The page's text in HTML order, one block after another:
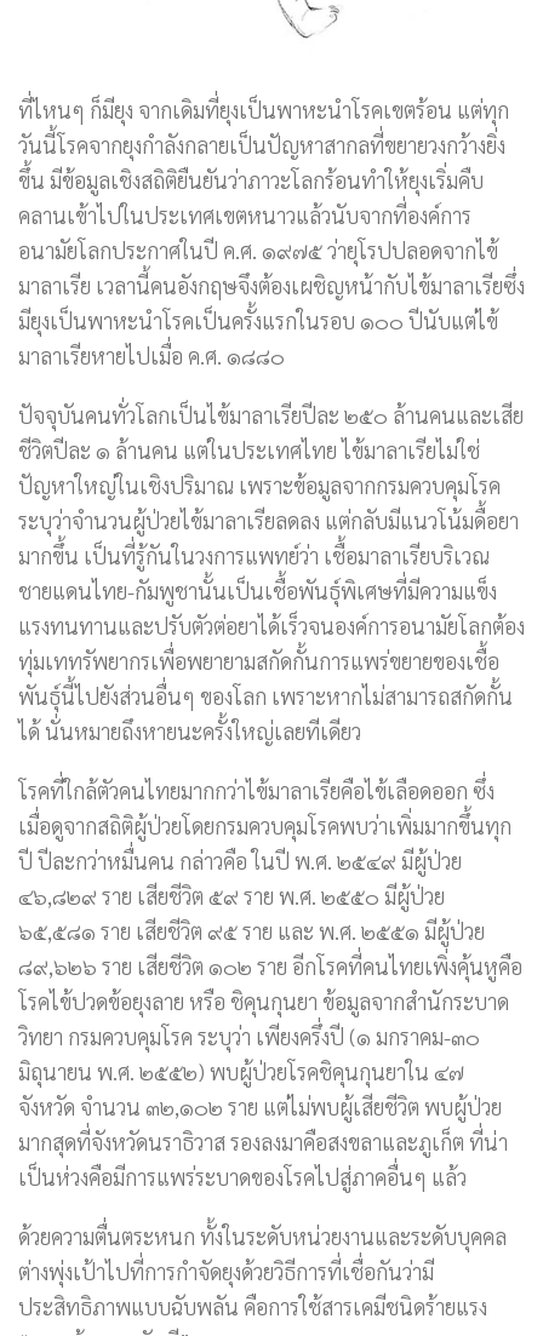
ที่ไหนๆ ก็มียุง จากเดิมที่ยุงเป็นพาหะนำโรคเขตร้อน แต่ทุก
วันนี้โรคจากยุงกำลังกลายเป็นปัญหาสากลที่ขยายวงกว้างยิ่ง
ขึ้น มีข้อมูลเชิงสถิติยืนยันว่าภาวะโลกร้อนทำให้ยุงเริ่มคืบ
คลานเข้าไปในประเทศเขตหนาวแล้วนับจากที่องค์การ
อนามัยโลกประกาศในปี ค.ศ. ๑๙๗๕ ว่ายุโรปปลอดจากไข้
มาลาเรีย เวลานี้คนอังกฤษจึงต้องเผชิญหน้ากับไข้มาลาเรียซึ่ง
มียุงเป็นพาหะนำโรคเป็นครั้งแรกในรอบ ๑๐๐ ปีนับแต่ไข้
มาลาเรียหายไปเมื่อ ค.ศ. ๑๘๘๐
ปัจจุบันคนทั่วโลกเป็นไข้มาลาเรียปีละ ๒๕๐ ล้านคนและเสีย
ชีวิตปีละ ๑ ล้านคน แต่ในประเทศไทย ไข้มาลาเรียไม่ใช่
ปัญหาใหญ่ในเชิงปริมาณ เพราะข้อมูลจากกรมควบคุมโรค
ระบุว่าจำนวนผู้ป่วยไข้มาลาเรียลดลง แต่กลับมีแนวโน้มดื้อยา
มากขึ้น เป็นที่รู้กันในวงการแพทย์ว่า เชื้อมาลาเรียบริเวณ
ชายแดนไทย-กัมพูชานั้นเป็นเชื้อพันธุ์พิเศษที่มีความแข็ง
แรงทนทานและปรับตัวต่อยาได้เร็วจนองค์การอนามัยโลกต้อง
ทุ่มเททรัพยากรเพื่อพยายามสกัดกั้นการแพร่ขยายของเชื้อ
พันธุ์นี้ไปยังส่วนอื่นๆ ของโลก เพราะหากไม่สามารถสกัดกั้น
ได้ นั่นหมายถึงหายนะครั้งใหญ่เลยทีเดียว
โรคที่ใกล้ตัวคนไทยมากกว่าไข้มาลาเรียคือไข้เลือดออก ซึ่ง
เมื่อดูจากสถิติผู้ป่วยโดยกรมควบคุมโรคพบว่าเพิ่มมากขึ้นทุก
ปี ปีละกว่าหมื่นคน กล่าวคือ ในปี พ.ศ. ๒๕๔๙ มีผู้ป่วย
๔๖,๘๒๙ ราย เสียชีวิต ๕๙ ราย พ.ศ. ๒๕๕๐ มีผู้ป่วย
๖๕,๕๘๑ ราย เสียชีวิต ๙๕ ราย และ พ.ศ. ๒๕๕๑ มีผู้ป่วย
๘๙,๖๒๖ ราย เสียชีวิต ๑๐๒ ราย อีกโรคที่คนไทยเพิ่งคุ้นหูคือ
โรคไข้ปวดข้อยุงลาย หรือ ชิคุนกุนยา ข้อมูลจากสำนักระบาด
วิทยา กรมควบคุมโรค ระบุว่า เพียงครึ่งปี (๑ มกราคม-๓๐
มิถุนายน พ.ศ. ๒๕๕๒) พบผู้ป่วยโรคชิคุนกุนยาใน ๔๗
จังหวัด จำนวน ๓๒,๑๐๒ ราย แต่ไม่พบผู้เสียชีวิต พบผู้ป่วย
มากสุดที่จังหวัดนราธิวาส รองลงมาคือสงขลาและภูเก็ต ที่น่า
เป็นห่วงคือมีการแพร่ระบาดของโรคไปสู่ภาคอื่นๆ แล้ว
ด้วยความตื่นตระหนก ทั้งในระดับหน่วยงานและระดับบุคคล
ต่างพุ่งเป้าไปที่การกำจัดยุงด้วยวิธีการที่เชื่อกันว่ามี
ประสิทธิภาพแบบฉับพลัน คือการใช้สารเคมีชนิดร้ายแรง